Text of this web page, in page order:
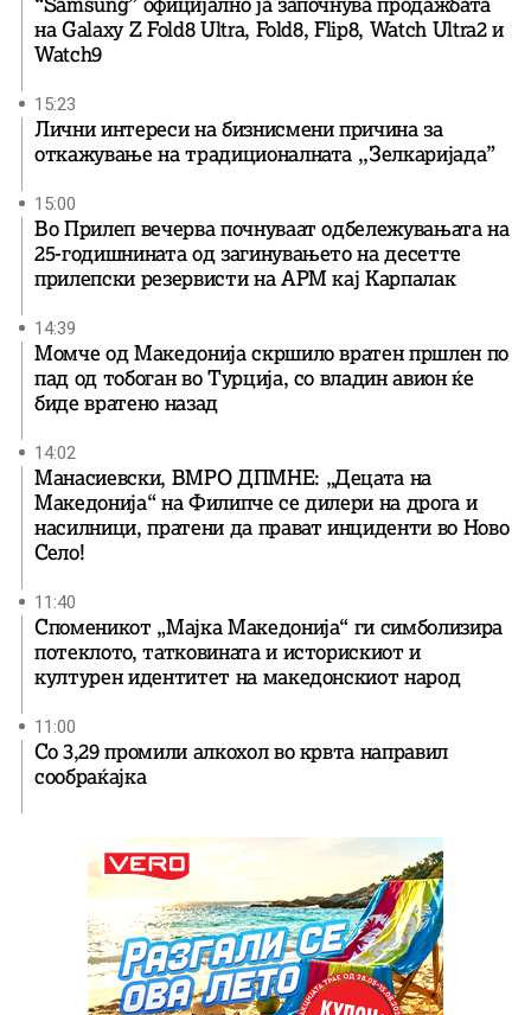
на Galaxy Z Fold8 Ultra, Fold8, Flip8, Watch Ultra2 и
Watch9
15:23
Лични интереси на бизнисмени причина за
откажување на традиционалната ,,Зелкаријада”
15:00
Во Прилеп вечерва почнуваат одбележувањата на
25-годишнината од загинувањето на десетте
прилепски резервисти на АРМ кај Карпалак
14:39
Момче од Македонија скршило вратен пршлен по
пад од тобоган во Турција, со владин авион ќе
биде вратенo назад
14:02
Манасиевски, ВМРО ДПМНЕ: „Децата на
Македонија“ на Филипче се дилери на дрога и
насилници, пратени да прават инциденти во Ново
Село!
11:40
Споменикот „Мајка Македонија“ ги симболизира
потеклото, татковината и историскиот и
културен идентитет на македонскиот народ
11:00
Со 3,29 промили алкохол во крвта направил
сообраќајка